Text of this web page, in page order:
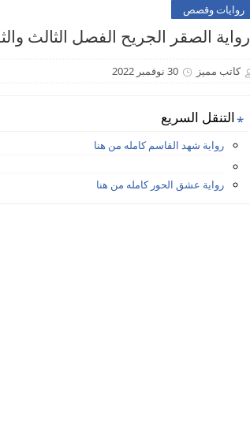
روايات وقصص
رواية الصقر الجريح الفصل الثالث
كاتب مميز 30 نوفمبر 2022
التنقل السريع
رواية شهد القاسم كامله من هنا
رواية عشق الحور كامله من هنا